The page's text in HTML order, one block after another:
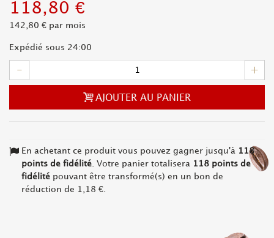
118,80 €
142,80 € par mois
Expédié sous 24:00
- +
AJOUTER AU PANIER
En achetant ce produit vous pouvez gagner jusqu'à 118
points de fidélité . Votre panier totalisera 118 points de
fidélité pouvant être transformé(s) en un bon de
réduction de 1,18 €